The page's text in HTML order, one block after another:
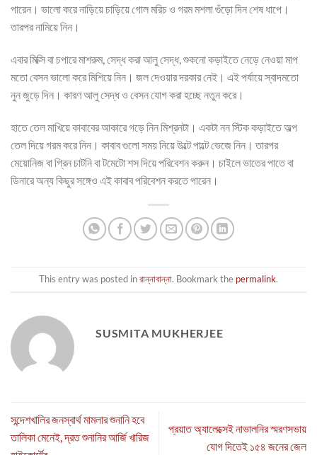
পারেন। ভালো করে নাড়িয়ে চাড়িয়ে গোল মরিচ ও গরম মশলা গুঁড়ো দিন শেষ ধাপে।
তারপর নামিয়ে নিন।
এবার মিক্সি বা চপারে মাশরুম, সেদ্ধ করা আলু সেদ্ধ, শুকনো কড়াইতে নেড়ে নেওয়া মাপ
মতো বেসন ভালো করে মিশিয়ে নিন। জল দেওয়ার দরকার নেই। এই পর্যায়ে স্বাদমতো
নুন জুড়ে দিন। কারণ আলু সেদ্ধ ও বেসন যোগ করা হচ্ছে নতুন করে।
হাতে তেল মাখিয়ে কাবাবের আকারে গড়ে নিন মিশ্রনটা। একটা নন স্টিক কড়াইতে অল্প
তেল দিয়ে গরম করে নিন। কাবাব গুলো সময় নিয়ে উল্টে পাল্টে ভেজে নিন। তারপর
মেয়োনিজ বা গ্রিন চাটনি বা টমেটো শস দিয়ে পরিবেশন করুন। চাইলে ভাতের পাতে বা
ডিনারে অন্য কিছুর সঙ্গেও এই কাবাব পরিবেশন করতে পারেন।
This entry was posted inরান্নাবান্না. Bookmark the permalink.
SUSMITA MUKHERJEE
সন্দেশখালির জনস্বার্থ মামলার শুনানি হবে
তালিকা মেনেই, দ্রত শুনানির আর্জি খারিজ
প্রয়াত অ্যালেক্সেই নাভালনির স্মরণসভায়
যোগ দিতেই ১৫৪ জনের জেল